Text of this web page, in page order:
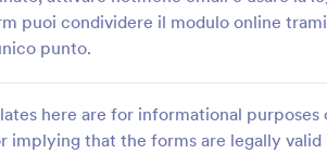
puoi condividere il modulo online
punto.
here are for informational
implying that the forms are legally